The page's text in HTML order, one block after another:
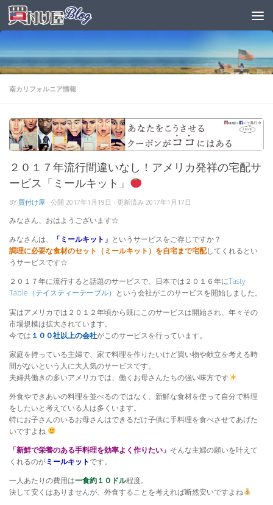
南カリフォルニア情報
２０１７年流行間違いなし！アメリカ発祥の宅配サ
ービス「ミールキット」
BY 買付け屋 · 公開 2017年1月19日 · 更新済み 2017年1月17日
みなさん、おはようございます☆
みなさんは、
「ミールキット」 というサービスをご存じですか？
調理に必要な食材のセット（ミールキット）を自宅まで宅配してくれるとい
うサービスです☆
２０１７年に流行すると話題のサービスで、日本では２０１６年にTasty
Table（テイスティーテーブル） という会社がこのサービスを開始しました。
実はアメリカでは２０１２年頃から既にこのサービスは開始され、年々その
市場規模は拡大されています。
今では １００社以上の会社がこのサービスを行っています。
家庭を持っている主婦で、家で料理を作りたいけど買い物や献立を考える時
間がないという人に大人気のサービスです。
夫婦共働きの多いアメリカでは、働くお母さんたちの強い味方です
外食やできあいの料理を並べるのではなく、新鮮な食材を使って自分で料理
をしたいと考えている人は多くいます。
特にお子さんのいるお母さんはできるだけ子供に手料理を食べさせてあげた
いですよね
「新鮮で栄養のある手料理を効率よく作りたい」 そんな主婦の願いを叶えて
くれるのがミールキットです。
一人あたりの費用は一食約１０ドル程度。
決して安くはありませんが、外食することを考えれば断然安いですよね